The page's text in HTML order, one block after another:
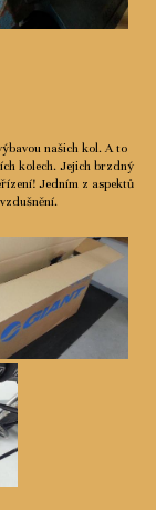
našich kol. A to
kolech. Jejich brzdný
Jedním z aspektů